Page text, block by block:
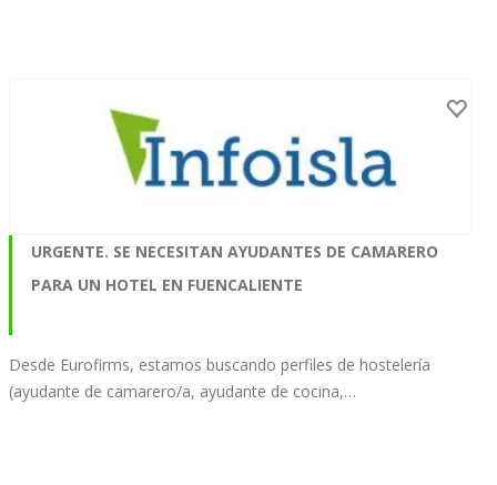
URGENTE. SE NECESITAN AYUDANTES DE CAMARERO
PARA UN HOTEL EN FUENCALIENTE
Desde Eurofirms, estamos buscando perfiles de hostelería
(ayudante de camarero/a, ayudante de cocina,…